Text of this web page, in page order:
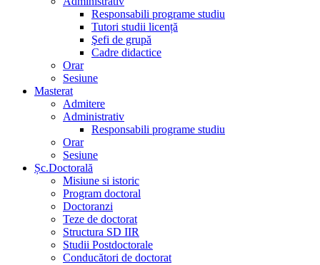
Responsabili programe studiu
Tutori studii licență
Şefi de grupă
Cadre didactice
Orar
Sesiune
Masterat
Admitere
Administrativ
Responsabili programe studiu
Orar
Sesiune
Șc.Doctorală
Misiune si istoric
Program doctoral
Doctoranzi
Teze de doctorat
Structura SD IIR
Studii Postdoctorale
Conducători de doctorat